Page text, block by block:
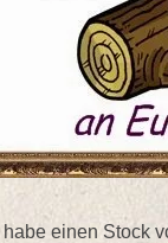
einen Stock